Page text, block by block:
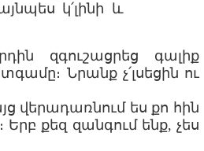
կ՛լինի և
զգուշացրեց գալիք
Նրանք չ՛լսեցին ու
վերադառնում ես քո հին
քեզ զանգում ենք, չես